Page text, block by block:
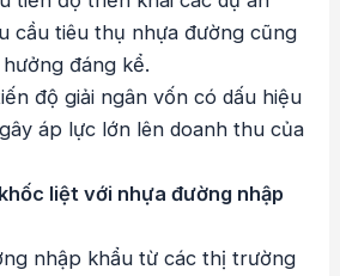
cầu tiêu thụ nhựa đường cũng
đáng kể.
độ giải ngân vốn có dấu hiệu
áp lực lớn lên doanh thu của
liệt với nhựa đường nhập
nhập khẩu từ các thị trường